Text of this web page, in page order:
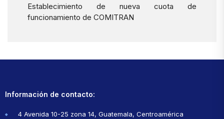
Establecimiento de nueva cuota de
funcionamiento de COMITRAN
Información de contacto:
4 Avenida 10-25 zona 14, Guatemala, Centroamérica